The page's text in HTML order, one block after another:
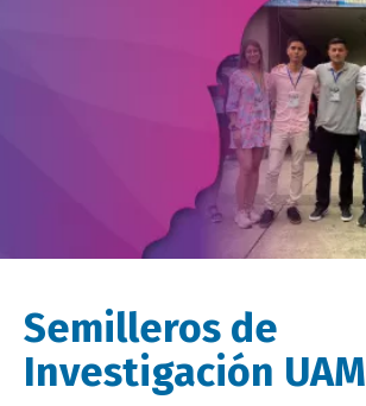
Semilleros de
Investigación UAM